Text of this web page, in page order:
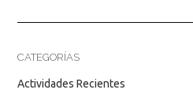
CATEGORÍAS
Actividades Recientes